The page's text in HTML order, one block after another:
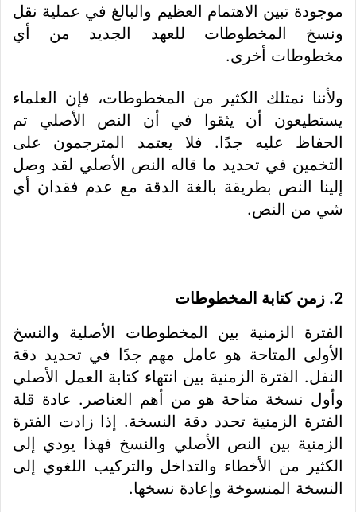
موجودة تبين الاهتمام العظيم والبالغ في عملية نقل
ونسخ المخطوطات للعهد الجديد من أي
مخطوطات أخرى.
ولأننا نمتلك الكثير من المخطوطات، فإن العلماء
يستطيعون أن يثقوا في أن النص الأصلي تم
الحفاظ عليه جدًا. فلا يعتمد المترجمون على
التخمين في تحديد ما قاله النص الأصلي لقد وصل
إلينا النص بطريقة بالغة الدقة مع عدم فقدان أي
شي من النص.
2. زمن كتابة المخطوطات
الفترة الزمنية بين المخطوطات الأصلية والنسخ
الأولى المتاحة هو عامل مهم جدًا في تحديد دقة
النفل. الفترة الزمنية بين انتهاء كتابة العمل الأصلي
وأول نسخة متاحة هو من أهم العناصر. عادة قلة
الفترة الزمنية تحدد دقة النسخة. إذا زادت الفترة
الزمنية بين النص الأصلي والنسخ فهذا يودي إلى
الكثير من الأخطاء والتداخل والتركيب اللغوي إلى
النسخة المنسوخة وإعادة نسخها.